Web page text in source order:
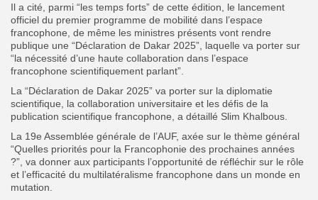
Il a cité, parmi “les temps forts” de cette édition, le lancement
officiel du premier programme de mobilité dans l’espace
francophone, de même les ministres présents vont rendre
publique une “Déclaration de Dakar 2025”, laquelle va porter sur
“la nécessité d’une haute collaboration dans l’espace
francophone scientifiquement parlant”.
La “Déclaration de Dakar 2025” va porter sur la diplomatie
scientifique, la collaboration universitaire et les défis de la
publication scientifique francophone, a détaillé Slim Khalbous.
La 19e Assemblée générale de l’AUF, axée sur le thème général
“Quelles priorités pour la Francophonie des prochaines années
?”, va donner aux participants l’opportunité de réfléchir sur le rôle
et l’efficacité du multilatéralisme francophone dans un monde en
mutation.